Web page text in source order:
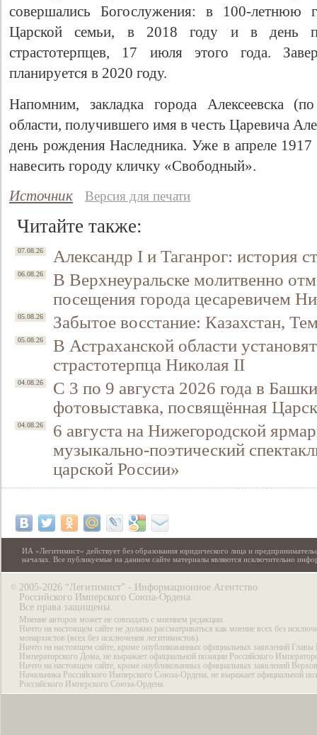
совершались Богослужения: в 100-летнюю
Царской семьи, в 2018 году и в день
страстотерпцев, 17 июля этого года.
планируется в 2020 году.
Напомним, закладка города Алексеевска
области, получившего имя в честь Царевича
день рождения Наследника. Уже в апреле
навесить городу кличку «Свободный».
Источник
Версия для печати
Читайте также:
07.08.26 Александр I и Таганрог: история
06.08.26
В Верхнеуральске молитвенно
посещения города цесаревичем
05.08.26 Забытое восстание: Казахстан,
05.08.26
В Астраханской области
страстотерпца Николая II
04.08.26
С 3 по 9 августа 2026 года в
фотовыставка, посвящённая
04.08.26
6 августа на Нижегородской
музыкально-поэтический
царской России»
ИА «Легитимист» действует без образования юридического лица и
началах. Все публикуемые на данном сайте материалы являются исключительно
© 2005-2026 “Легитимист” - Информационное Агентство
Российского Имперского Союза-Ордена.
Все права защищены.
Мнение авторов может не совпадать с мнением редакции.
Ничто на настоящем сайте не должно рассматриваться как мнение всех без
монархистов (всех без исключения легитимистов).
Ничто на настоящем сайте, кроме опубликованных официальных заявлений Главы
Императорского Дома, не выражает официальной позиции Российского
Ничто на настоящем сайте, кроме опубликованных официальных заявлений
Начальника Российского Имперского Союза-Ордена, не выражает официальной
Российского Имперского Союза-Ордена.